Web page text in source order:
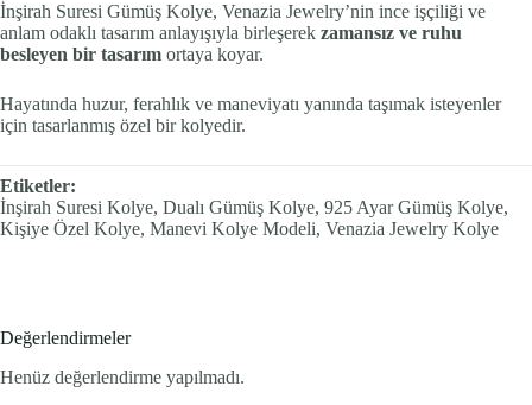
İnşirah Suresi Gümüş Kolye, Venazia Jewelry’nin ince işçiliği ve
anlam odaklı tasarım anlayışıyla birleşerek zamansız ve ruhu
besleyen bir tasarım ortaya koyar.
Hayatında huzur, ferahlık ve maneviyatı yanında taşımak isteyenler
için tasarlanmış özel bir kolyedir.
Etiketler:
İnşirah Suresi Kolye, Dualı Gümüş Kolye, 925 Ayar Gümüş Kolye,
Kişiye Özel Kolye, Manevi Kolye Modeli, Venazia Jewelry Kolye
Değerlendirmeler
Henüz değerlendirme yapılmadı.